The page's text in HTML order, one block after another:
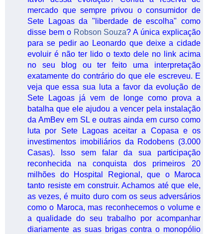
mercado que sempre privou o consumidor de
Sete Lagoas da "liberdade de escolha" como
disse bem o Robson Souza? A única explicação
para se pedir ao Leonardo que deixe a cidade
evoluir é não ter lido o texto dele no link acima
no seu blog ou ter feito uma interpretação
exatamente do contrário do que ele escreveu. E
veja que essa sua luta a favor da evolução de
Sete Lagoas já vem de longe como prova a
batalha que ele ajudou a vencer pela instalação
da AmBev em SL e outras ainda em curso como
luta por Sete Lagoas aceitar a Copasa e os
investimentos imobiliários da Rodobens (3.000
Casas). Isso sem falar da sua participação
reconhecida na conquista dos primeiros 20
milhões do Hospital Regional, que o Maroca
tanto resiste em construir. Achamos até que ele,
as vezes, é muito duro com os seus adversários
como o Maroca, mas reconhecemos o volume e
a qualidade do seu trabalho por acompanhar
diariamente as suas brigas contra o monopólio